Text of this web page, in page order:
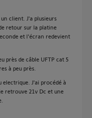
client. J'a plusieurs
retour sur la platine
et l'écran redevient
près de câble UFTP cat 5
à peu près.
electrique. J'ai procédé à
retrouve 21v Dc et une